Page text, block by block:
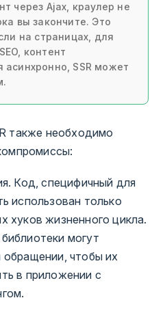
через Ajax, краулер не
вы закончите. Это
на страницах, для
контент
асинхронно, SSR может
также необходимо
Код, специфичный для
использован только
хуков жизненного цикла.
могут
чтобы их
в приложении с